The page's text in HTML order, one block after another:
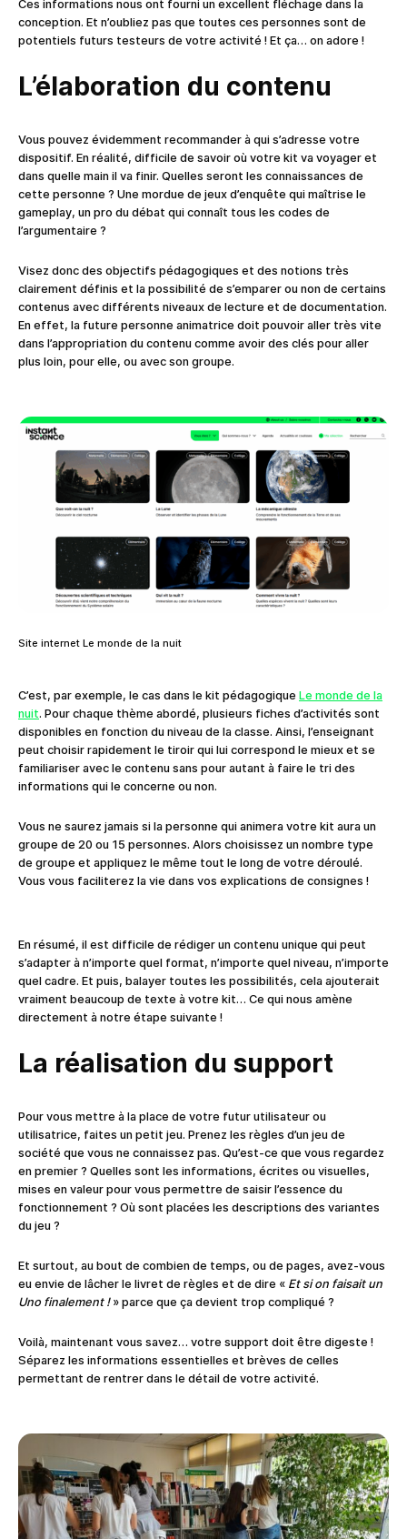
Ces informations nous ont fourni un excellent fléchage dans la
conception. Et n’oubliez pas que toutes ces personnes sont de
potentiels futurs testeurs de votre activité ! Et ça… on adore !
L’élaboration du contenu
Vous pouvez évidemment recommander à qui s’adresse votre
dispositif. En réalité, difficile de savoir où votre kit va voyager et
dans quelle main il va finir. Quelles seront les connaissances de
cette personne ? Une mordue de jeux d’enquête qui maîtrise le
gameplay, un pro du débat qui connaît tous les codes de
l’argumentaire ?
Visez donc des objectifs pédagogiques et des notions très
clairement définis et la possibilité de s’emparer ou non de certains
contenus avec différents niveaux de lecture et de documentation.
En effet, la future personne animatrice doit pouvoir aller très vite
dans l’appropriation du contenu comme avoir des clés pour aller
plus loin, pour elle, ou avec son groupe.
Site internet Le monde de la nuit
C’est, par exemple, le cas dans le kit pédagogique Le monde de la
nuit. Pour chaque thème abordé, plusieurs fiches d’activités sont
disponibles en fonction du niveau de la classe. Ainsi, l’enseignant
peut choisir rapidement le tiroir qui lui correspond le mieux et se
familiariser avec le contenu sans pour autant à faire le tri des
informations qui le concerne ou non.
Vous ne saurez jamais si la personne qui animera votre kit aura un
groupe de 20 ou 15 personnes. Alors choisissez un nombre type
de groupe et appliquez le même tout le long de votre déroulé.
Vous vous faciliterez la vie dans vos explications de consignes !
En résumé, il est difficile de rédiger un contenu unique qui peut
s’adapter à n’importe quel format, n’importe quel niveau, n’importe
quel cadre. Et puis, balayer toutes les possibilités, cela ajouterait
vraiment beaucoup de texte à votre kit… Ce qui nous amène
directement à notre étape suivante !
La réalisation du support
Pour vous mettre à la place de votre futur utilisateur ou
utilisatrice, faites un petit jeu. Prenez les règles d’un jeu de
société que vous ne connaissez pas. Qu’est-ce que vous regardez
en premier ? Quelles sont les informations, écrites ou visuelles,
mises en valeur pour vous permettre de saisir l’essence du
fonctionnement ? Où sont placées les descriptions des variantes
du jeu ?
Et surtout, au bout de combien de temps, ou de pages, avez-vous
eu envie de lâcher le livret de règles et de dire « Et si on faisait un
Uno finalement !» parce que ça devient trop compliqué ?
Voilà, maintenant vous savez… votre support doit être digeste !
Séparez les informations essentielles et brèves de celles
permettant de rentrer dans le détail de votre activité.